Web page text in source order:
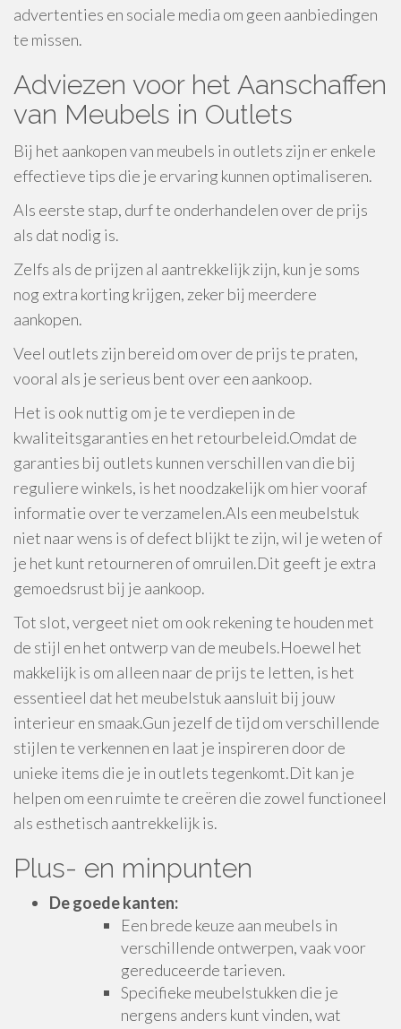
advertenties en sociale media om geen aanbiedingen
te missen.
Adviezen voor het Aanschaffen
van Meubels in Outlets
Bij het aankopen van meubels in outlets zijn er enkele
effectieve tips die je ervaring kunnen optimaliseren.
Als eerste stap, durf te onderhandelen over de prijs
als dat nodig is.
Zelfs als de prijzen al aantrekkelijk zijn, kun je soms
nog extra korting krijgen, zeker bij meerdere
aankopen.
Veel outlets zijn bereid om over de prijs te praten,
vooral als je serieus bent over een aankoop.
Het is ook nuttig om je te verdiepen in de
kwaliteitsgaranties en het retourbeleid.Omdat de
garanties bij outlets kunnen verschillen van die bij
reguliere winkels, is het noodzakelijk om hier vooraf
informatie over te verzamelen.Als een meubelstuk
niet naar wens is of defect blijkt te zijn, wil je weten of
je het kunt retourneren of omruilen.Dit geeft je extra
gemoedsrust bij je aankoop.
Tot slot, vergeet niet om ook rekening te houden met
de stijl en het ontwerp van de meubels.Hoewel het
makkelijk is om alleen naar de prijs te letten, is het
essentieel dat het meubelstuk aansluit bij jouw
interieur en smaak.Gun jezelf de tijd om verschillende
stijlen te verkennen en laat je inspireren door de
unieke items die je in outlets tegenkomt.Dit kan je
helpen om een ruimte te creëren die zowel functioneel
als esthetisch aantrekkelijk is.
Plus- en minpunten
De goede kanten:
Een brede keuze aan meubels in
verschillende ontwerpen, vaak voor
gereduceerde tarieven.
Specifieke meubelstukken die je
nergens anders kunt vinden, wat